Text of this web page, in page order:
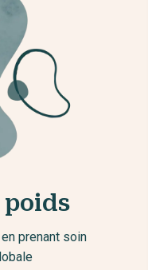
poids
prenant soin